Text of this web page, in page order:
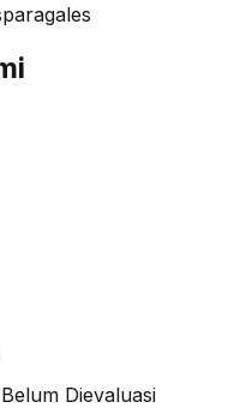
Belum Dievaluasi